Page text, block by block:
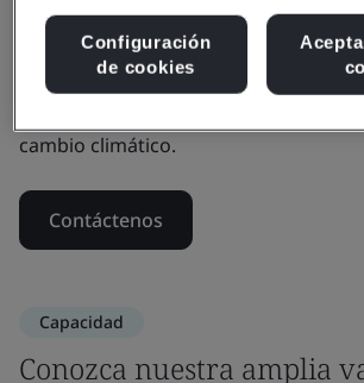
comprometidos con el cumplimiento
reglamentos globales de GEI y los
informes, innovamos soluciones bajas
cambio climático.
Contáctenos
Capacidad
Conozca nuestra amplia
Configuración
de cookies